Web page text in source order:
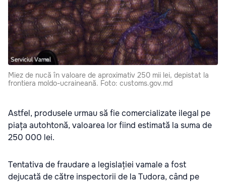
Miez de nucă în valoare de aproximativ 250 mii lei, depistat la
frontiera moldo-ucraineană. Foto: customs.gov.md
Astfel, produsele urmau să fie comercializate ilegal pe
piața autohtonă, valoarea lor fiind estimată la suma de
250 000 lei.
Tentativa de fraudare a legislației vamale a fost
dejucată de către inspectorii de la Tudora, când pe